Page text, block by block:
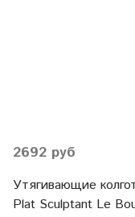
2692 руб
Утягивающие
Plat Sculptant Le